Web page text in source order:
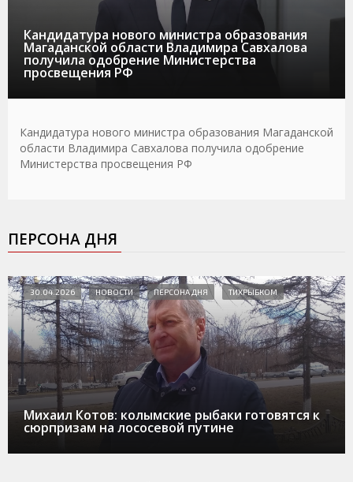
Кандидатура нового министра образования
Магаданской области Владимира Савхалова
получила одобрение Министерства
просвещения РФ
Кандидатура нового министра образования Магаданской
области Владимира Савхалова получила одобрение
Министерства просвещения РФ
ПЕРСОНА ДНЯ
Михаил Котов: колымские рыбаки готовятся к
сюрпризам на лососевой путине
30.04.2026 НОВОСТИ ПЕРСОНА ДНЯ ТИХРЫБКОМ